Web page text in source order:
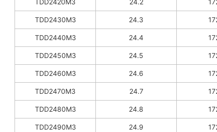
TDD2420M3 24.2
TDD2430M3 24.3
TDD2440M3 24.4
TDD2450M3 24.5
TDD2460M3 24.6
TDD2470M3 24.7
TDD2480M3 24.8
TDD2490M3 24.9